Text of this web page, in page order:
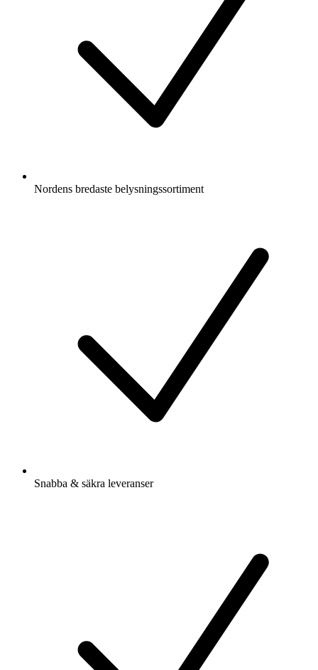
Nordens bredaste belysningssortiment
Snabba & säkra leveranser